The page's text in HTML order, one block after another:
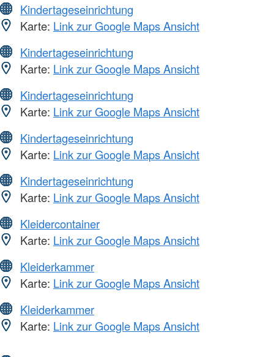
Kindertageseinrichtung
Karte: Link zur Google Maps Ansicht
Kindertageseinrichtung
Karte: Link zur Google Maps Ansicht
Kindertageseinrichtung
Karte: Link zur Google Maps Ansicht
Kindertageseinrichtung
Karte: Link zur Google Maps Ansicht
Kindertageseinrichtung
Karte: Link zur Google Maps Ansicht
Kleidercontainer
Karte: Link zur Google Maps Ansicht
Kleiderkammer
Karte: Link zur Google Maps Ansicht
Kleiderkammer
Karte: Link zur Google Maps Ansicht